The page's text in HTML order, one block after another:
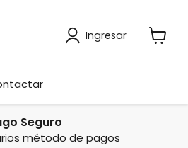
Ingresar
Seguro
método de pagos